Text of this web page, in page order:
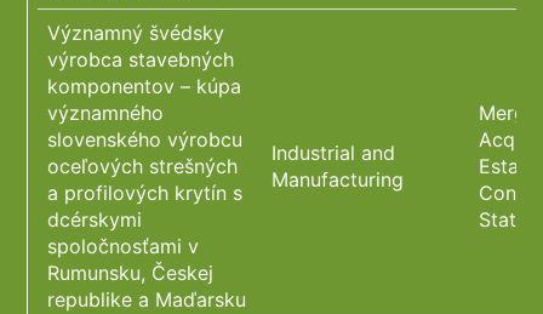
Významný švédsky
výrobca stavebných
komponentov – kúpa
významného
slovenského výrobcu
oceľových strešných
a profilových krytín s
dcérskymi
spoločnosťami v
Rumunsku, Českej
republike a Maďarsku
Industrial and
Manufacturing
Estate
State